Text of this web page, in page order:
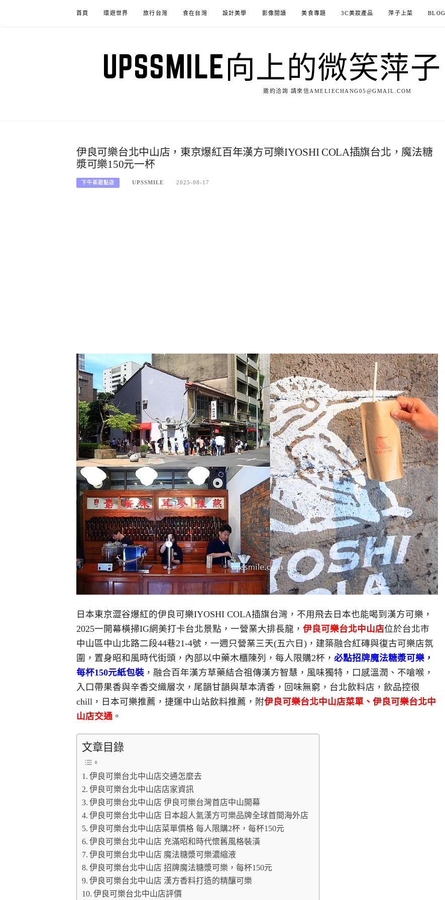
首頁 環遊世界 旅行台灣 食在台灣 設計美學 影像閱讀 美食專題 3C美妝產品 萍子上菜
UPSSMILE向上的微笑萍
邀約洽詢 請來信AMELIECHANG05@GMAIL.COM
伊良可樂台北中山店，東京爆紅百年漢方可樂IYOSHI COLA插旗台北，魔法糖
漿可樂150元一杯
下午茶甜點店 UPSSMILE 2025-08-17
日本東京澀谷爆紅的伊良可樂IYOSHI COLA插旗台灣，不用飛去日本也能喝到漢方可樂，
2025一開幕橫掃IG網美打卡台北景點，一營業大排長龍， 伊良可樂台北中山店位於台北市
中山區中山北路二段44巷21-4號，一週只營業三天(五六日)，建築融合紅磚與復古可樂店氛
圍，置身昭和風時代街頭，內部以中藥木櫃陳列，每人限購2杯， 必點招牌魔法糖漿可樂，
每杯150元紙包裝 ，融合百年漢方草藥結合祖傳漢方智慧，風味獨特，口感溫潤、不嗆喉，
入口帶果香與辛香交織層次，尾韻甘韻與草本清香，回味無窮，台北飲料店，飲品控很
chill，日本可樂推薦，捷運中山站飲料推薦，附伊良可樂台北中山店菜單、伊良可樂台北中
山店交通 。
文章目錄
伊良可樂台北中山店交通怎麼去
伊良可樂台北中山店店家資訊
伊良可樂台北中山店 伊良可樂台灣首店中山開幕
伊良可樂台北中山店 日本超人氣漢方可樂品牌全球首間海外店
伊良可樂台北中山店菜單價格 每人限購2杯，每杯150元
伊良可樂台北中山店 充滿昭和時代懷舊風格裝潢
伊良可樂台北中山店 魔法糖漿可樂濃縮液
伊良可樂台北中山店 招牌魔法糖漿可樂，每杯150元
伊良可樂台北中山店 漢方香料打造的精釀可樂
伊良可樂台北中山店評價